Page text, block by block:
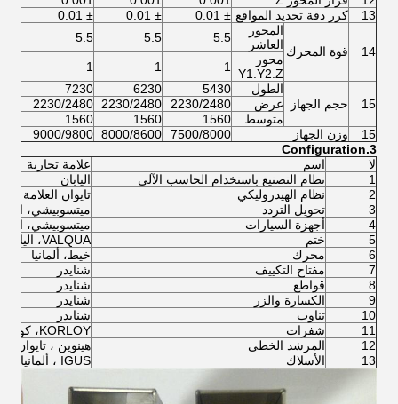
13
كرر دقة تحديد المواقع ± 0.01
± 0.01
± 0.01
14 قوة المحرك
المحور
العاشر
5.5
5.5
5.5
محور
Y1.Y2.Z
1
1
1
15 حجم الجهاز
الطول 5430
6230
7230
عرض
2230/2480
2230/2480
2230/2480
متوسط
1560
1560
1560
15
وزن الجهاز 7500/8000
8000/8600
9000/9800
3.Configuration
لا
اسم
علامة تجارية
1
نظام التصنيع باستخدام الحاسب الآلي
اليابان
2
نظام الهيدروليكي
تايوان العلامة
3
تحويل التردد
ميتسوبيشي،
4
أجهزة السيارات
ميتسوبيشي،
5
ختم
VALQUA، اليابان
6
محرك
خيط، ألمانيا
7
مفتاح التكييف
شنايدر
8
قواطع
شنايدر
9
الكسارة والزر
شنايدر
10
تناوب
شنايدر
11
شفرات
KORLOY، كوريا
12
المرشد الخطى
هينوين ، تايوان
13
الأسلاك IGUS ، ألمانيا